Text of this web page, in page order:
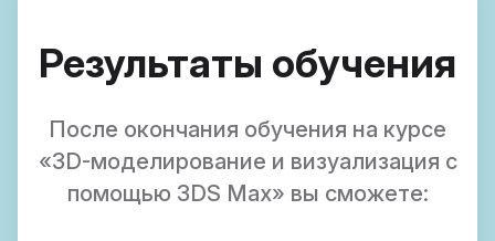
Результаты обучения
После окончания обучения на курсе
«3D-моделирование и визуализация с
помощью 3DS Max» вы сможете: